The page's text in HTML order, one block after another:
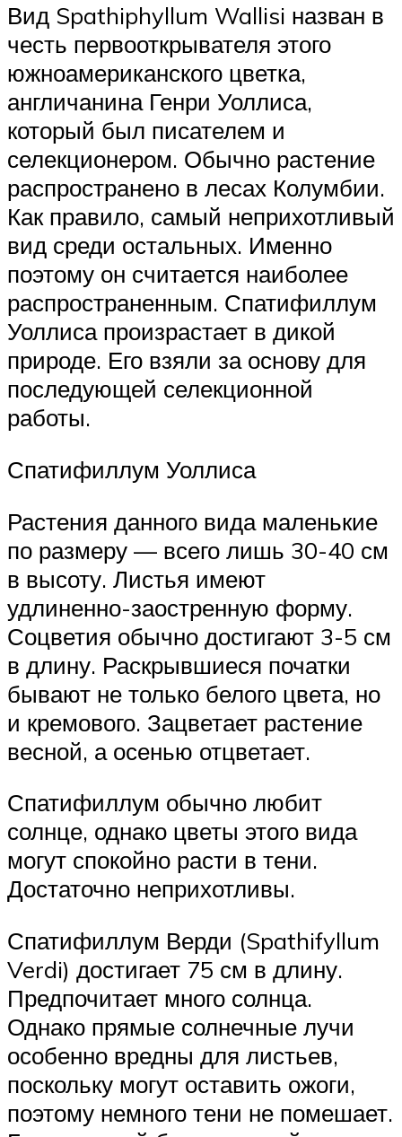
Вид Spathiphyllum Wallisi назван в
честь первооткрывателя этого
южноамериканского цветка,
англичанина Генри Уоллиса,
который был писателем и
селекционером. Обычно растение
распространено в лесах Колумбии.
Как правило, самый неприхотливый
вид среди остальных. Именно
поэтому он считается наиболее
распространенным. Спатифиллум
Уоллиса произрастает в дикой
природе. Его взяли за основу для
последующей селекционной
работы.
Спатифиллум Уоллиса
Растения данного вида маленькие
по размеру — всего лишь 30-40 см
в высоту. Листья имеют
удлиненно-заостренную форму.
Соцветия обычно достигают 3-5 см
в длину. Раскрывшиеся початки
бывают не только белого цвета, но
и кремового. Зацветает растение
весной, а осенью отцветает.
Спатифиллум обычно любит
солнце, однако цветы этого вида
могут спокойно расти в тени.
Достаточно неприхотливы.
Спатифиллум Верди (Spathifyllum
Verdi) достигает 75 см в длину.
Предпочитает много солнца.
Однако прямые солнечные лучи
особенно вредны для листьев,
поскольку могут оставить ожоги,
поэтому немного тени не помешает.